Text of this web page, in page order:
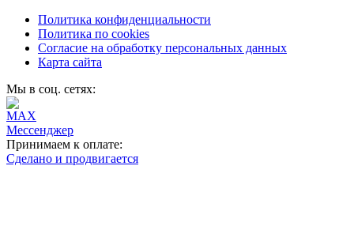
Политика конфиденциальности
Политика по cookies
Согласие на обработку персональных данных
Карта сайта
Мы в соц. сетях:
Принимаем к оплате:
Сделано и продвигается